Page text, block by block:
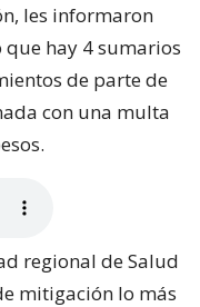
les informaron
que hay 4 sumarios
de parte de
con una multa
regional de Salud
mitigación lo más